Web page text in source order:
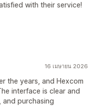
with their service!
16 เมษายน 2026
the years, and Hexcom
interface is clear and
and purchasing